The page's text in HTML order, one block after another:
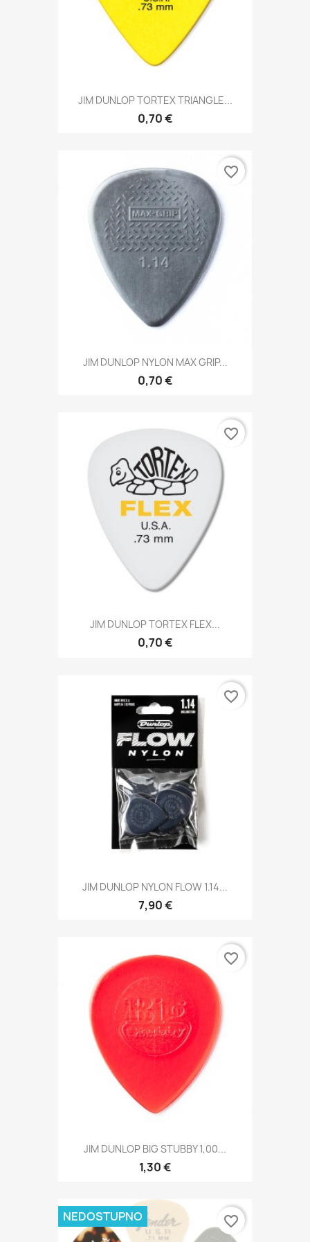
JIM DUNLOP TORTEX TRIANGLE...
0,70 €
JIM DUNLOP NYLON MAX GRIP...
0,70 €
favorite_border
JIM DUNLOP TORTEX FLEX...
0,70 €
favorite_border
JIM DUNLOP NYLON FLOW 1.14...
7,90 €
favorite_border
JIM DUNLOP BIG STUBBY 1,00...
1,30 €
favorite_border
NEDOSTUPNO favorite_border